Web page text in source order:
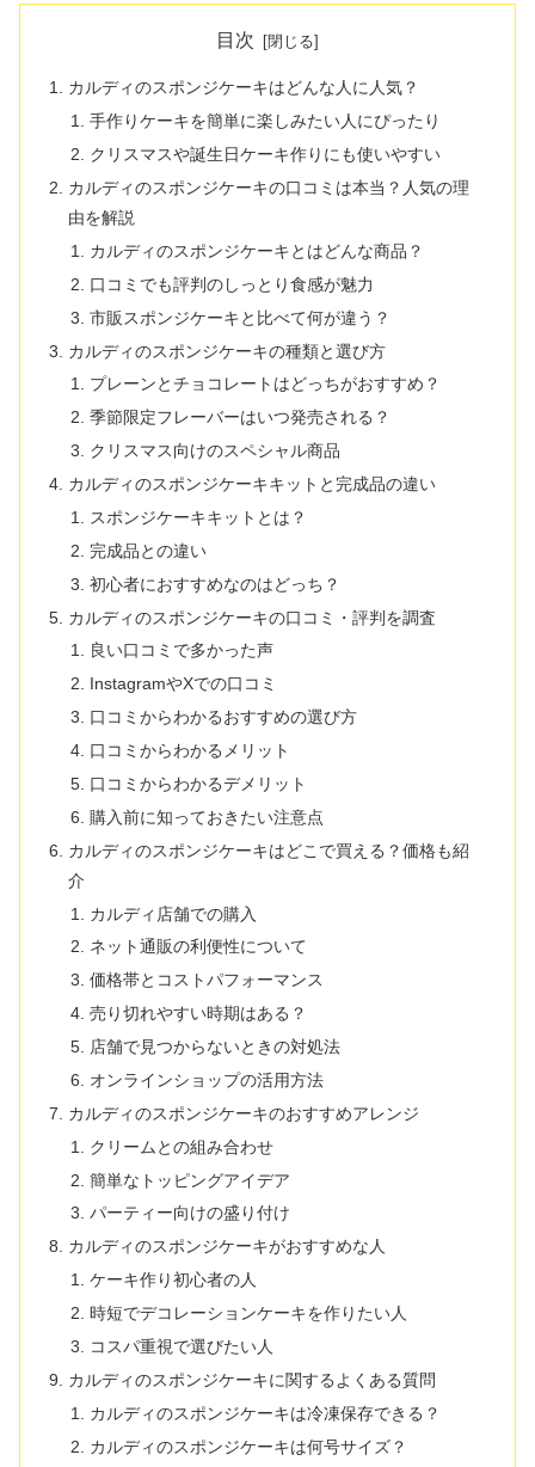
目次
カルディのスポンジケーキはどんな人に人気？
手作りケーキを簡単に楽しみたい人にぴったり
クリスマスや誕生日ケーキ作りにも使いやすい
カルディのスポンジケーキの口コミは本当？人気の理
由を解説
カルディのスポンジケーキとはどんな商品？
口コミでも評判のしっとり食感が魅力
市販スポンジケーキと比べて何が違う？
カルディのスポンジケーキの種類と選び方
プレーンとチョコレートはどっちがおすすめ？
季節限定フレーバーはいつ発売される？
クリスマス向けのスペシャル商品
カルディのスポンジケーキキットと完成品の違い
スポンジケーキキットとは？
完成品との違い
初心者におすすめなのはどっち？
カルディのスポンジケーキの口コミ・評判を調査
良い口コミで多かった声
InstagramやXでの口コミ
口コミからわかるおすすめの選び方
口コミからわかるメリット
口コミからわかるデメリット
購入前に知っておきたい注意点
カルディのスポンジケーキはどこで買える？価格も紹
介
カルディ店舗での購入
ネット通販の利便性について
価格帯とコストパフォーマンス
売り切れやすい時期はある？
店舗で見つからないときの対処法
オンラインショップの活用方法
カルディのスポンジケーキのおすすめアレンジ
クリームとの組み合わせ
簡単なトッピングアイデア
パーティー向けの盛り付け
カルディのスポンジケーキがおすすめな人
ケーキ作り初心者の人
時短でデコレーションケーキを作りたい人
コスパ重視で選びたい人
カルディのスポンジケーキに関するよくある質問
カルディのスポンジケーキは冷凍保存できる？
カルディのスポンジケーキは何号サイズ？